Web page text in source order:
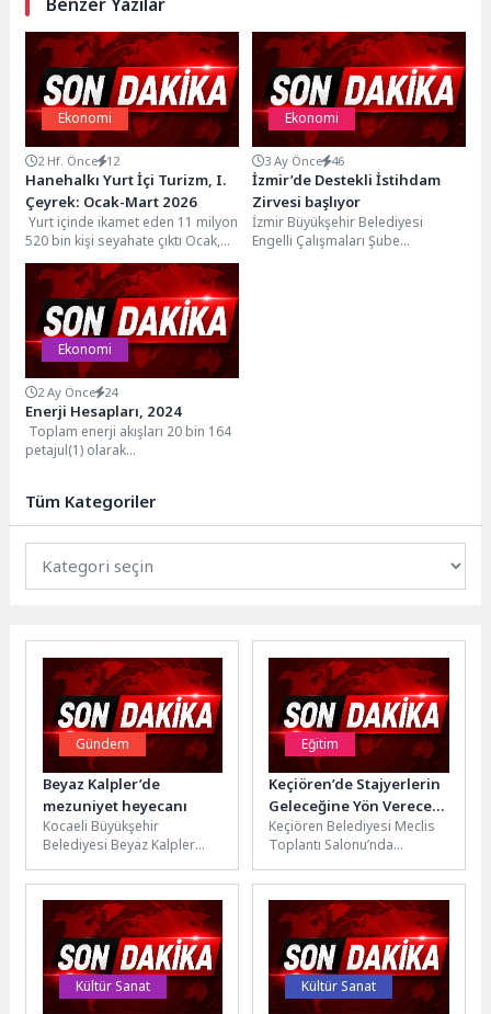
Ekonomi
2 Hf. Önce 12
Hanehalkı Yurt İçi Turizm, I.
Çeyrek: Ocak-Mart 2026
Yurt içinde ikamet eden 11 milyon
520 bin kişi seyahate çıktı Ocak,
Şubat ve Mart aylarından...
Ekonomi
3 Ay Önce 46
İzmir’de Destekli İstihdam
Zirvesi başlıyor
İzmir Büyükşehir Belediyesi
Engelli Çalışmaları Şube
Ekonomi
2 Ay Önce 24
Enerji Hesapları, 2024
Toplam enerji akışları 20 bin 164
petajul(1) olarak
yılında...
Tüm Kategoriler
Gündem
Beyaz Kalpler’de
mezuniyet heyecanı
Kocaeli Büyükşehir
Belediyesi Beyaz Kalpler
Merkezi’nde “pastacılık ve
aşçılık” alanında eğitimlerini
başarıyla...
Eğitim
Keçiören’de Stajyerlerin
Geleceğine Yön Verecek
Eğitim
Keçiören Belediyesi Meclis
Toplantı Salonu’nda
motivasyon ve farkındalık
odaklı bir eğitim programı
düzenlendi....
Kültür Sanat Kültür Sanat